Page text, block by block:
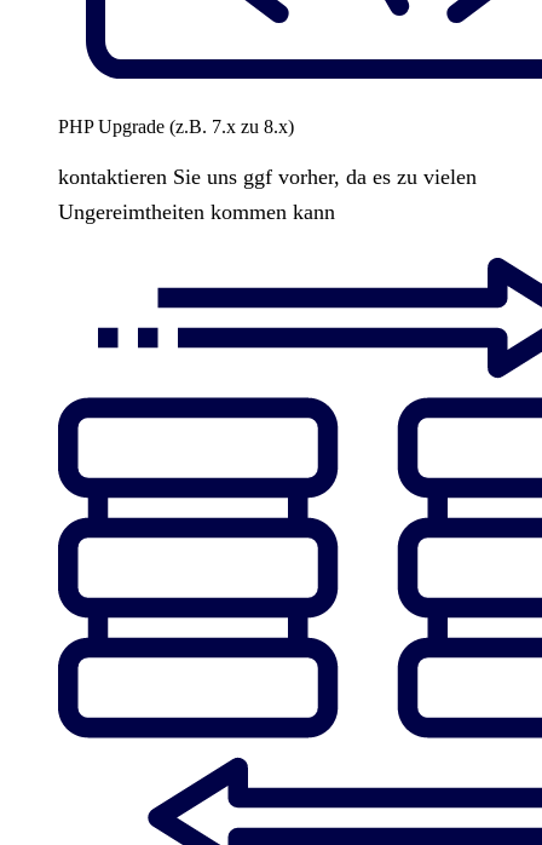
PHP Upgrade (z.B. 7.x zu 8.x)
kontaktieren Sie uns ggf vorher, da es zu vielen
Ungereimtheiten kommen kann